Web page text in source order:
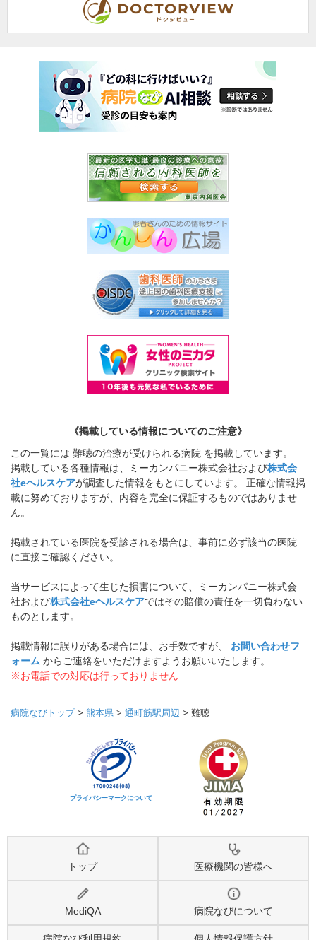
《掲載している情報についてのご注意》
この一覧には 難聴の治療が受けられる病院 を掲載しています。
掲載している各種情報は、ミーカンパニー株式会社および株式会
社eヘルスケアが調査した情報をもとにしています。 正確な情報掲
載に努めておりますが、内容を完全に保証するものではありませ
ん。
掲載されている医院を受診される場合は、事前に必ず該当の医院
に直接ご確認ください。
当サービスによって生じた損害について、ミーカンパニー株式会
社および株式会社eヘルスケアではその賠償の責任を一切負わない
ものとします。
掲載情報に誤りがある場合には、お手数ですが、 お問い合わせフ
ォーム からご連絡をいただけますようお願いいたします。
※お電話での対応は行っておりません
病院なびトップ> 熊本県 > 通町筋駅周辺 > 難聴
プライバシーマークについて
トップ 医療機関の皆様へ
MediQA 病院なびについて